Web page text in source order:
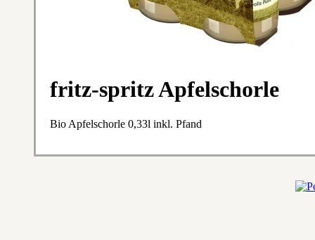
fritz-spritz Apfelschorle
Bio Apfelschorle 0,33l inkl. Pfand